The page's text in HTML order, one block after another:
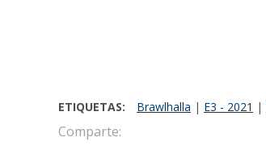
ETIQUETAS: Brawlhalla | E3 - 2021 |
Comparte: